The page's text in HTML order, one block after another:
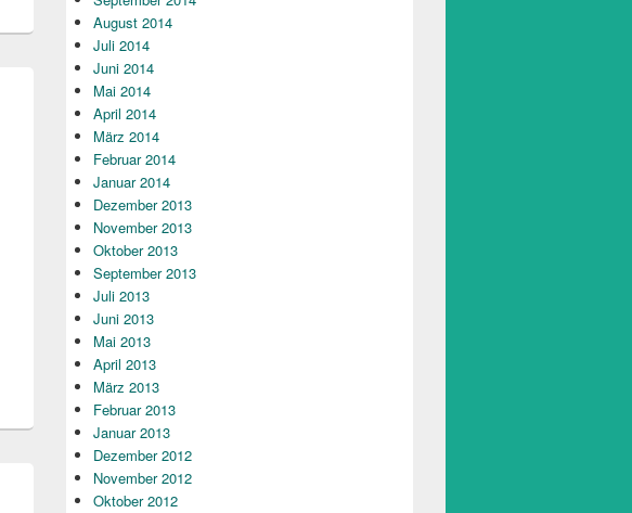
August 2014
Juli 2014
Juni 2014
Mai 2014
April 2014
März 2014
Februar 2014
Januar 2014
Dezember 2013
November 2013
Oktober 2013
September 2013
Juli 2013
Juni 2013
Mai 2013
April 2013
März 2013
Februar 2013
Januar 2013
Dezember 2012
November 2012
Oktober 2012